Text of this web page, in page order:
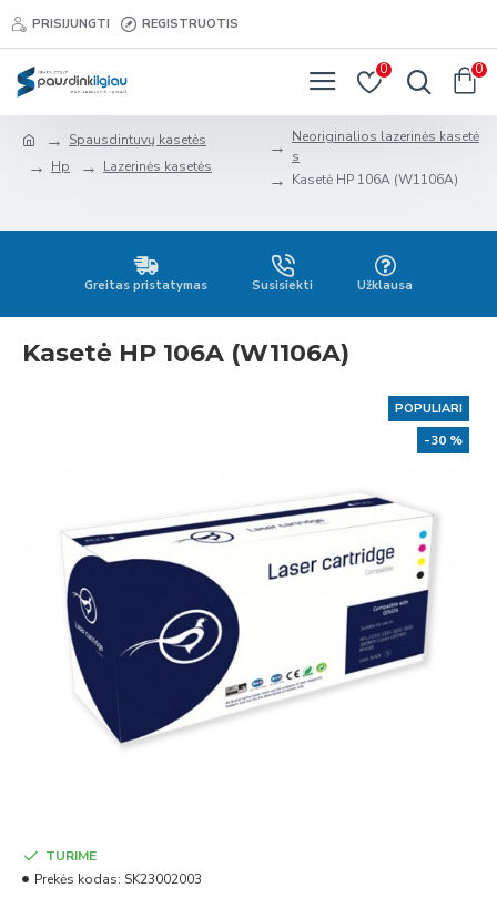
PRISIJUNGTI REGISTRUOTIS
0 0
Spausdintuvų kasetės
Hp
Lazerinės kasetės
Neoriginalios lazerinės kasetė
s
Kasetė HP 106A (W1106A)
Greitas pristatymas Susisiekti Užklausa
Kasetė HP 106A (W1106A)
POPULIARI
-30 %
TURIME
Prekės kodas: SK23002003